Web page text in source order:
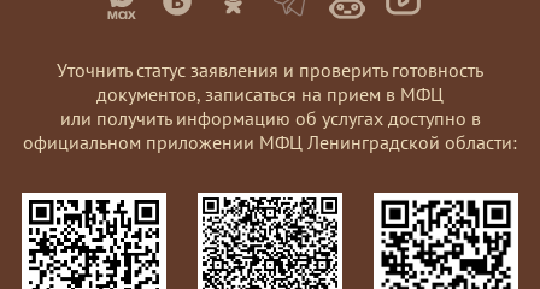
Уточнить статус заявления и проверить готовность
документов, записаться на прием в МФЦ
или получить информацию об услугах доступно в
официальном приложении МФЦ Ленинградской области: